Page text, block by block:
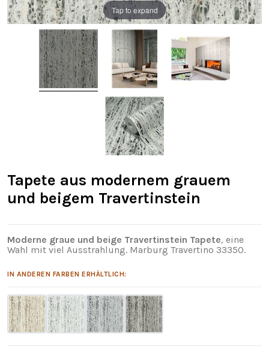
Tap to expand
Tapete aus modernem grauem
und beigem Travertinstein
Moderne graue und beige Travertinstein Tapete, eine
Wahl mit viel Ausstrahlung. Marburg Travertino 33350.
IN ANDEREN FARBEN ERHÄLTLICH: